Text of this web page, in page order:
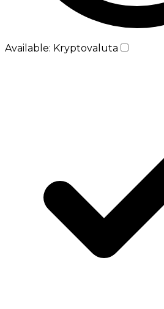
Available: Kryptovaluta